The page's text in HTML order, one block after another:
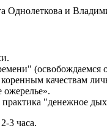
Однолеткова и
качествам
"денежное
3 часа.